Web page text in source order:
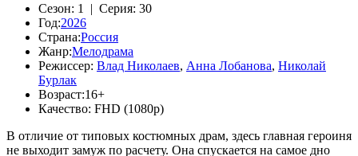
Сезон: 1 | Серия: 30
Год:2026
Страна:Россия
Жанр:Мелодрама
Режиссер: Влад Николаев, Анна Лобанова, Николай
Бурлак
Возраст:16+
Качество: FHD (1080p)
В отличие от типовых костюмных драм, здесь главная героиня
не выходит замуж по расчету. Она спускается на самое дно